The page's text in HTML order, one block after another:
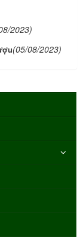
2023)
(05/08/2023)